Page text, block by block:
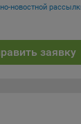
новостной
заявку